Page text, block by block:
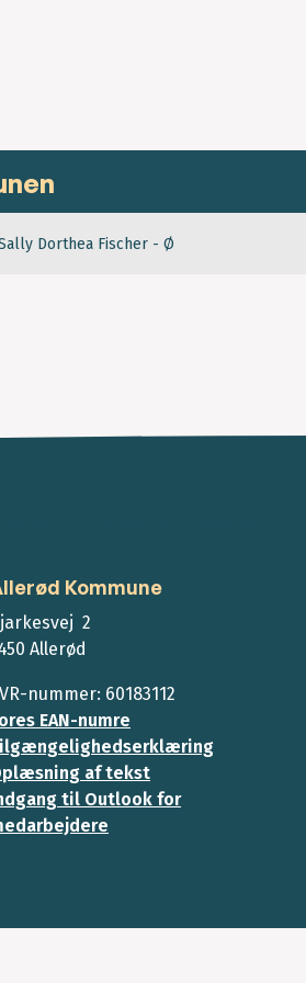
Dorthea Fischer - Ø
Kommune
2
Allerød
nummer: 60183112
EAN-numre
af tekst
til Outlook for